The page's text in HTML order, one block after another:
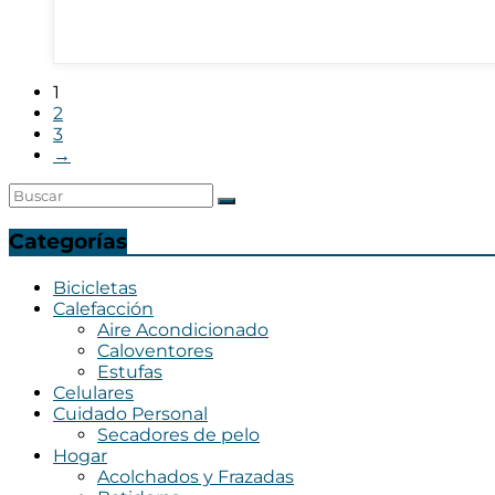
1
2
3
→
Categorías
Bicicletas
Calefacción
Aire Acondicionado
Caloventores
Estufas
Celulares
Cuidado Personal
Secadores de pelo
Hogar
Acolchados y Frazadas